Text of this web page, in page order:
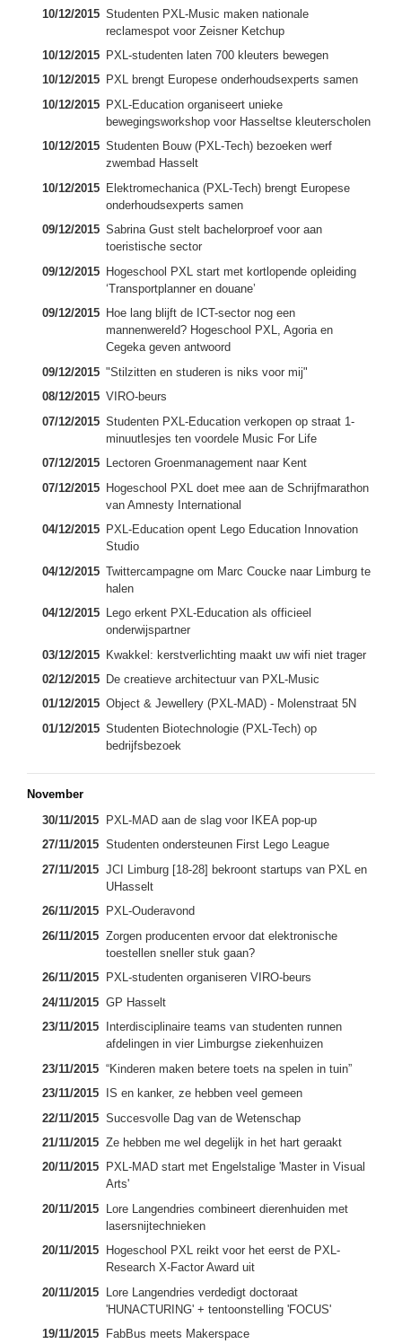
10/12/2015 Studenten PXL-Music maken nationale
reclamespot voor Zeisner Ketchup
10/12/2015 PXL-studenten laten 700 kleuters bewegen
10/12/2015 PXL brengt Europese onderhoudsexperts samen
10/12/2015 PXL-Education organiseert unieke
bewegingsworkshop voor Hasseltse kleuterscholen
10/12/2015 Studenten Bouw (PXL-Tech) bezoeken werf
zwembad Hasselt
10/12/2015 Elektromechanica (PXL-Tech) brengt Europese
onderhoudsexperts samen
09/12/2015 Sabrina Gust stelt bachelorproef voor aan
toeristische sector
09/12/2015 Hogeschool PXL start met kortlopende opleiding
‘Transportplanner en douane’
09/12/2015 Hoe lang blijft de ICT-sector nog een
mannenwereld? Hogeschool PXL, Agoria en
Cegeka geven antwoord
09/12/2015 "Stilzitten en studeren is niks voor mij"
08/12/2015 VIRO-beurs
07/12/2015 Studenten PXL-Education verkopen op straat 1-
minuutlesjes ten voordele Music For Life
07/12/2015 Lectoren Groenmanagement naar Kent
07/12/2015 Hogeschool PXL doet mee aan de Schrijfmarathon
van Amnesty International
04/12/2015 PXL-Education opent Lego Education Innovation
Studio
04/12/2015 Twittercampagne om Marc Coucke naar Limburg te
halen
04/12/2015 Lego erkent PXL-Education als officieel
onderwijspartner
03/12/2015 Kwakkel: kerstverlichting maakt uw wifi niet trager
02/12/2015 De creatieve architectuur van PXL-Music
01/12/2015 Object & Jewellery (PXL-MAD) - Molenstraat 5N
01/12/2015 Studenten Biotechnologie (PXL-Tech) op
bedrijfsbezoek
November
30/11/2015
PXL-MAD aan de slag voor IKEA pop-up
27/11/2015 Studenten ondersteunen First Lego League
27/11/2015 JCI Limburg [18-28] bekroont startups van PXL en
UHasselt
26/11/2015
PXL-Ouderavond
26/11/2015 Zorgen producenten ervoor dat elektronische
toestellen sneller stuk gaan?
26/11/2015
PXL-studenten organiseren VIRO-beurs
24/11/2015 GP Hasselt
23/11/2015
Interdisciplinaire teams van studenten runnen
afdelingen in vier Limburgse ziekenhuizen
23/11/2015 “Kinderen maken betere toets na spelen in tuin”
23/11/2015
IS en kanker, ze hebben veel gemeen
22/11/2015 Succesvolle Dag van de Wetenschap
21/11/2015 Ze hebben me wel degelijk in het hart geraakt
20/11/2015
PXL-MAD start met Engelstalige 'Master in Visual
Arts'
20/11/2015
Lore Langendries combineert dierenhuiden met
lasersnijtechnieken
20/11/2015
Hogeschool PXL reikt voor het eerst de PXL-
Research X-Factor Award uit
20/11/2015
Lore Langendries verdedigt doctoraat
'HUNACTURING' + tentoonstelling 'FOCUS'
19/11/2015
FabBus meets Makerspace